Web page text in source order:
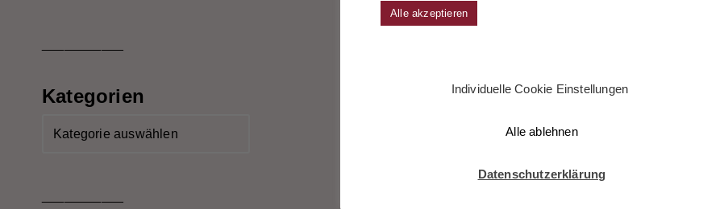
Kategorien
Alle akzeptieren
Individuelle Cookie Einstellungen
Alle ablehnen
Datenschutzerklärung